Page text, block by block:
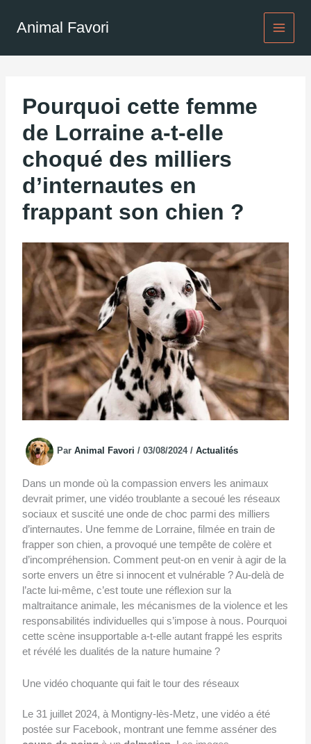
Animal Favori
Pourquoi cette femme
de Lorraine a-t-elle
choqué des milliers
d’internautes en
frappant son chien ?
ParAnimal Favori/03/08/2024/Actualités
Dans un monde où la compassion envers les animaux
devrait primer, une vidéo troublante a secoué les réseaux
sociaux et suscité une onde de choc parmi des milliers
d’internautes. Une femme de Lorraine, filmée en train de
frapper son chien, a provoqué une tempête de colère et
d’incompréhension. Comment peut-on en venir à agir de la
sorte envers un être si innocent et vulnérable ? Au-delà de
l’acte lui-même, c’est toute une réflexion sur la
maltraitance animale, les mécanismes de la violence et les
responsabilités individuelles qui s’impose à nous. Pourquoi
cette scène insupportable a-t-elle autant frappé les esprits
et révélé les dualités de la nature humaine ?
Une vidéo choquante qui fait le tour des réseaux
Le 31 juillet 2024, à Montigny-lès-Metz, une vidéo a été
postée sur Facebook, montrant une femme asséner des